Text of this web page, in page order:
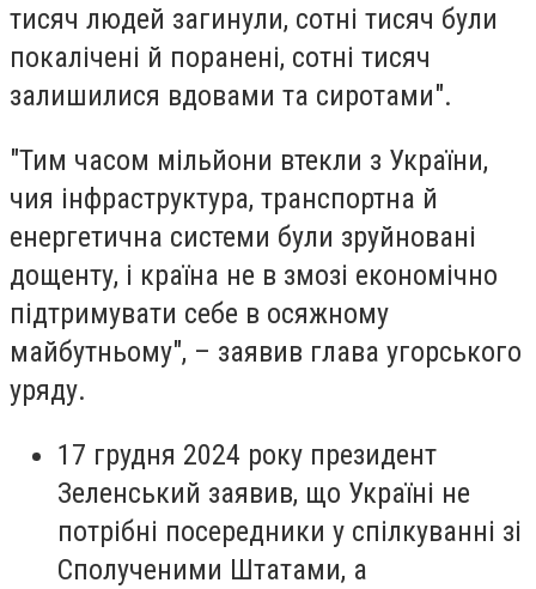
тисяч людей загинули, сотні тисяч були
покалічені й поранені, сотні тисяч
залишилися вдовами та сиротами".
"Тим часом мільйони втекли з України,
чия інфраструктура, транспортна й
енергетична системи були зруйновані
дощенту, і країна не в змозі економічно
підтримувати себе в осяжному
майбутньому", – заявив глава угорського
уряду.
17 грудня 2024 року президент
Зеленський заявив, що Україні не
потрібні посередники у спілкуванні зі
Сполученими Штатами, а